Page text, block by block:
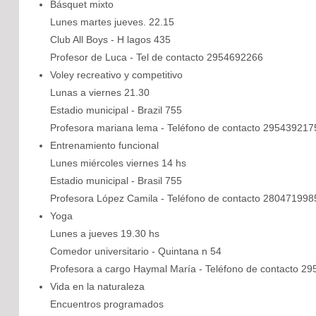
Básquet mixto
Lunes martes jueves. 22.15
Club All Boys - H lagos 435
Profesor de Luca - Tel de contacto 2954692266
Voley recreativo y competitivo
Lunas a viernes 21.30
Estadio municipal - Brazil 755
Profesora mariana lema - Teléfono de contacto
Entrenamiento funcional
Lunes miércoles viernes 14 hs
Estadio municipal - Brasil 755
Profesora López Camila - Teléfono de contacto
Yoga
Lunes a jueves 19.30 hs
Comedor universitario - Quintana n 54
Profesora a cargo Haymal María - Teléfono de contacto
Vida en la naturaleza
Encuentros programados